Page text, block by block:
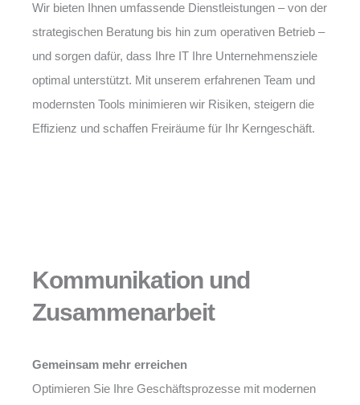
Wir bieten Ihnen umfassende Dienstleistungen – von der
strategischen Beratung bis hin zum operativen Betrieb –
und sorgen dafür, dass Ihre IT Ihre Unternehmensziele
optimal unterstützt. Mit unserem erfahrenen Team und
modernsten Tools minimieren wir Risiken, steigern die
Effizienz und schaffen Freiräume für Ihr Kerngeschäft.
Kommunikation und
Zusammenarbeit
Gemeinsam mehr erreichen
Optimieren Sie Ihre Geschäftsprozesse mit modernen